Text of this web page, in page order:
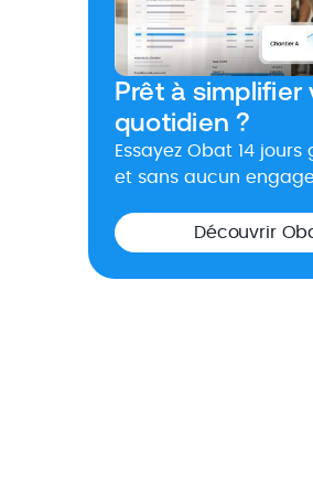
Prêt à simplifier
quotidien ?
Essayez Obat 14
et sans aucun
Découvrir